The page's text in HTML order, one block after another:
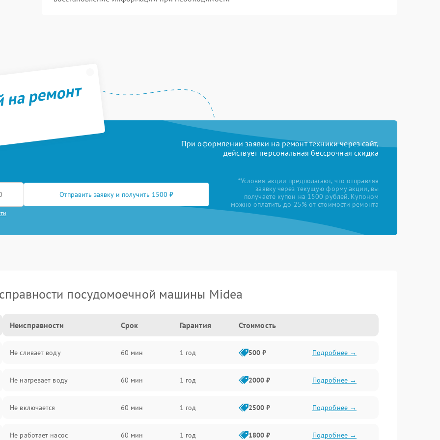
ремонт
При оформлении заявки на ремонт техники через сайт,
действует персональная бессрочная скидка
Отправить заявку и получить 1500 ₽
*Условия акции предполагают, что отправляя
заявку через текущую форму акции, вы
получаете купон на 1500 рублей. Купоном
можно оплатить до 25% от стоимости ремонта
посудомоечной машины Midea
Неисправности Срок Гарантия Стоимость
Не сливает воду 60 мин 1 год 500 ₽ Подробнее →
Не нагревает воду 60 мин 1 год 2000 ₽ Подробнее →
Не включается 60 мин 1 год 2500 ₽ Подробнее →
Не работает насос 60 мин 1 год 1800 ₽ Подробнее →